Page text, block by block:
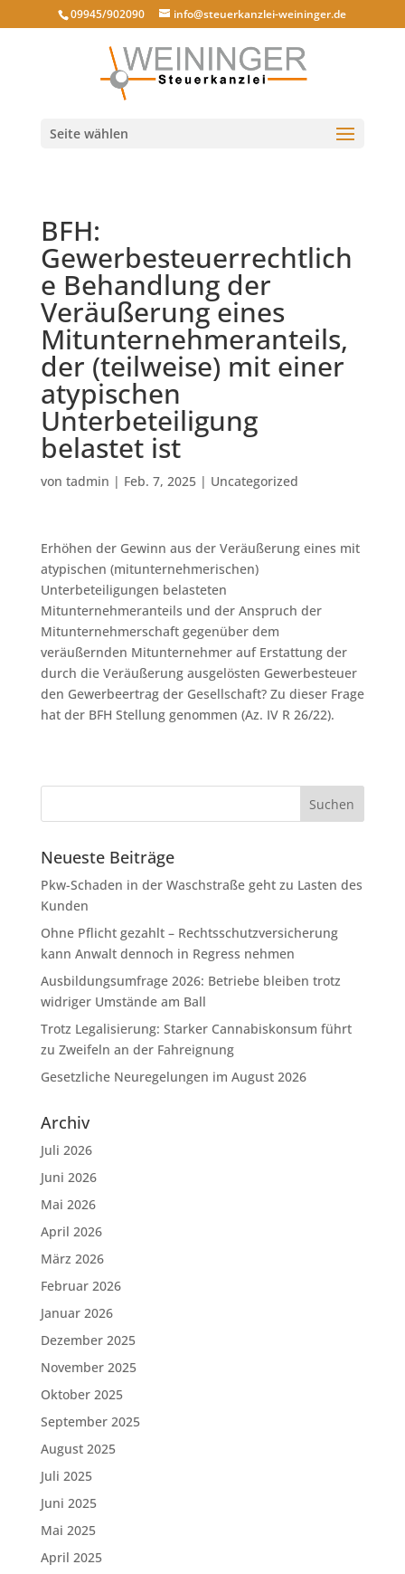
09945/902090 info@steuerkanzlei-weininger.de
Seite wählen
BFH:
Gewerbesteuerrechtlich
e Behandlung der
Veräußerung eines
Mitunternehmeranteils,
der (teilweise) mit einer
atypischen
Unterbeteiligung
belastet ist
von tadmin | Feb. 7, 2025| Uncategorized
Erhöhen der Gewinn aus der Veräußerung eines mit
atypischen (mitunternehmerischen)
Unterbeteiligungen belasteten
Mitunternehmeranteils und der Anspruch der
Mitunternehmerschaft gegenüber dem
veräußernden Mitunternehmer auf Erstattung der
durch die Veräußerung ausgelösten Gewerbesteuer
den Gewerbeertrag der Gesellschaft? Zu dieser Frage
hat der BFH Stellung genommen (Az. IV R 26/22).
Neueste Beiträge
Pkw-Schaden in der Waschstraße geht zu Lasten des
Kunden
Ohne Pflicht gezahlt – Rechtsschutzversicherung
kann Anwalt dennoch in Regress nehmen
Ausbildungsumfrage 2026: Betriebe bleiben trotz
widriger Umstände am Ball
Trotz Legalisierung: Starker Cannabiskonsum führt
zu Zweifeln an der Fahreignung
Gesetzliche Neuregelungen im August 2026
Archiv
Juli 2026
Juni 2026
Mai 2026
April 2026
März 2026
Februar 2026
Januar 2026
Dezember 2025
November 2025
Oktober 2025
September 2025
August 2025
Juli 2025
Juni 2025
Mai 2025
April 2025